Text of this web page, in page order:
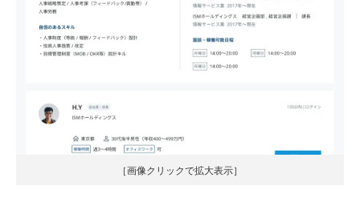
［画像クリックで拡大表示］